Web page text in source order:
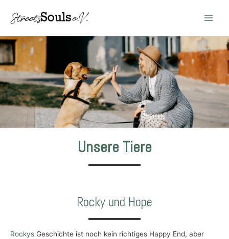
Unsere Tiere
Rocky und Hope
Rockys Geschichte ist noch kein richtiges Happy End, aber